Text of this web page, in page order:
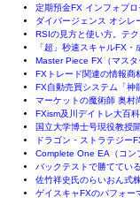
定期預金FX インフォプ
ダイバージェンス オシレ
RSIの見方と使い方。テ
「超」秒速スキャルFX
Master Piece FX（マスタ
FXトレード関連の情報商
FX自動売買システム「神
マーケットの魔術師 奥村
FXism及川デイトレ大百
国立大学博士号現役教授
ドラゴン・ストラテジー
Complete One EA（コン
バックテストで勝ててい
佐竹祥史氏のらいおん式
ゲイスキャFXのパフォー